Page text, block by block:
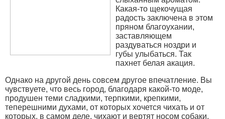
Какая-то щекочущая
радость заключена в этом
пряном благоухании,
заставляющем
раздуваться ноздри и
губы улыбаться. Так
пахнет белая акация.
Однако на другой день совсем другое впечатление. Вы
чувствуете, что весь город, благодаря какой-то моде,
продушен теми сладкими, терпкими, крепкими,
теперешними духами, от которых хочется чихать и от
которых, в самом деле, чихают и вертят носом собаки.